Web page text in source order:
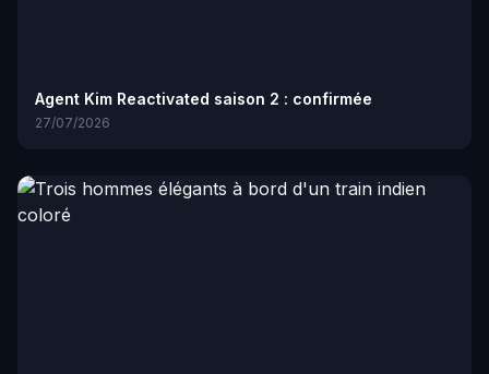
Agent Kim Reactivated saison 2 : confirmée
27/07/2026